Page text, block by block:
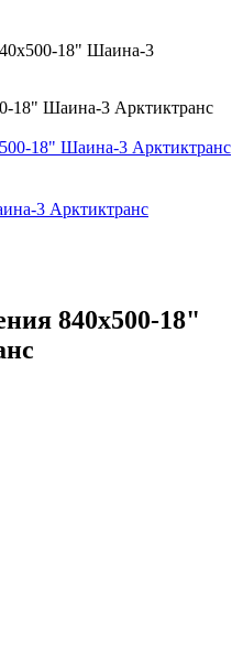
18" Шаина-3
18" Шаина-3 Арктиктранс
3 Арктиктранс
840х500-18"